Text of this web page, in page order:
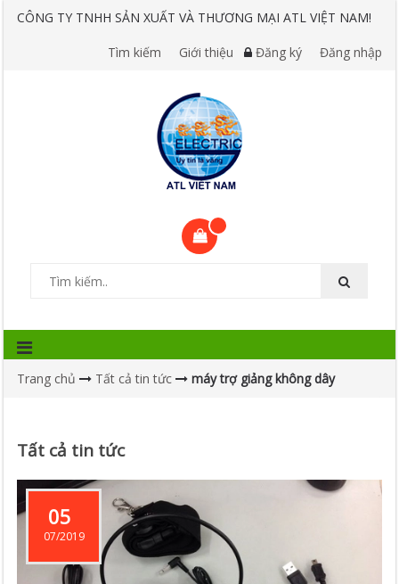
CÔNG TY TNHH SẢN XUẤT VÀ THƯƠNG MẠI ATL VIỆT NAM!
Tìm kiếm Giới thiệu Đăng ký Đăng nhập
Trang chủ Tất cả tin tức máy trợ giảng không dây
Tất cả tin tức
05
07/2019